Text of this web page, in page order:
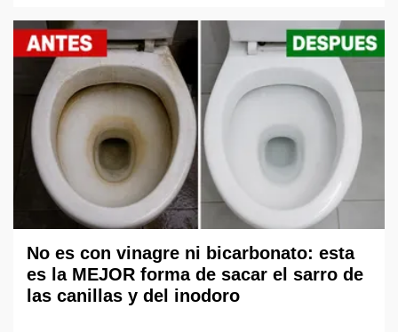
No es con vinagre ni bicarbonato: esta
es la MEJOR forma de sacar el sarro de
las canillas y del inodoro